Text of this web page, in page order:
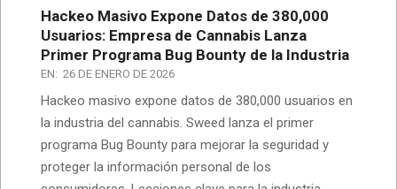
Hackeo Masivo Expone Datos de 380,000
Usuarios: Empresa de Cannabis Lanza
Primer Programa Bug Bounty de la Industria
EN: 26 DE ENERO DE 2026
Hackeo masivo expone datos de 380,000 usuarios en
la industria del cannabis. Sweed lanza el primer
programa Bug Bounty para mejorar la seguridad y
proteger la información personal de los